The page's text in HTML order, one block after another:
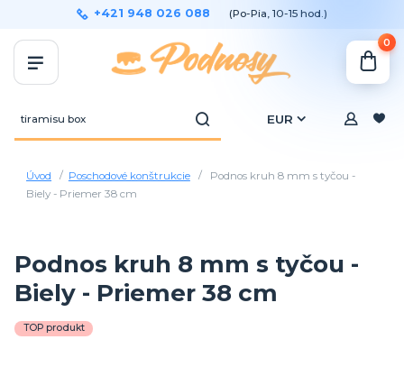
EUR
+421 948 026 088 (Po-Pia, 10-15 hod.)
0
Úvod Poschodové konštrukcie
Podnos kruh 8 mm s tyčou -
Biely - Priemer 38 cm
Podnos kruh 8 mm s tyčou -
Biely - Priemer 38 cm
TOP produkt